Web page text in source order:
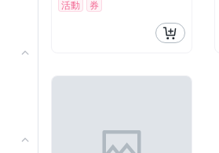
活動 券